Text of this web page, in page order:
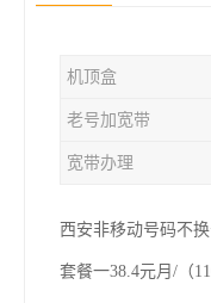
机顶盒
老号加宽带
宽带办理
西安非移动号码不
套餐一38.4元月/（